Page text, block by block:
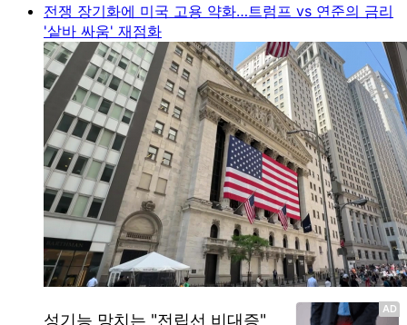
전쟁 장기화에 미국 고용 약화…트럼프 vs 연준의 금리
'샅바 싸움' 재점화